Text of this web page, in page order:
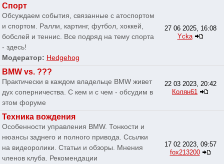
Спорт
Обсуждаем события, связанные с атоспортом
и спортом. Ралли, картинг, футбол, хоккей,
бобслей и теннис. Все подряд на тему спорта
- здесь!
Модератор: Hedgehog
27 06 2025, 16:08
Ycka
BMW vs. ???
Практически в каждом владельце BMW живет
дух соперничества. С кем и с чем - обсудим в
этом форуме
22 03 2023, 20:42
Колян61
Техника вождения
Особенности управления BMW. Тонкости и
нюансы заднего и полного привода. Ссылки
на видеоролики. Статьи и обзоры. Мнения
членов клуба. Рекомендации
17 02 2023, 09:57
fox213200